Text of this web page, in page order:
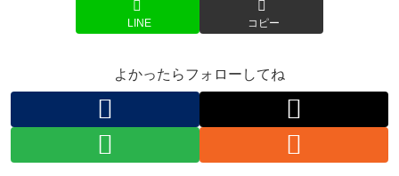
LINE コピー
よかったらフォローしてね